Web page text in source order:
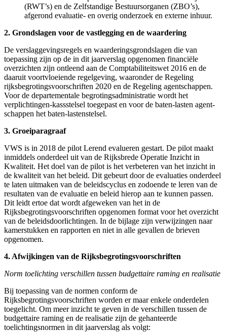
(RWT’s) en de Zelfstandige Bestuursorganen (ZBO’s),
afgerond evaluatie- en overig onderzoek en externe inhuur.
2. Grondslagen voor de vastlegging en de waardering
De verslaggevingsregels en waarderingsgrondslagen die van
toepassing zijn op de in dit jaarverslag opgenomen financiële
overzichten zijn ontleend aan de Comptabiliteitswet 2016 en de
daaruit voortvloeiende regelgeving, waaronder de Regeling
rijksbegrotingsvoorschriften 2020 en de Regeling agentschappen.
Voor de departementale begrotingsadministratie wordt het
verplichtingen-kassstelsel toegepast en voor de baten-lasten agent­
schappen het baten-lastenstelsel.
3. Groeiparagraaf
VWS is in 2018 de pilot Lerend evalueren gestart. De pilot maakt
inmiddels onderdeel uit van de Rijksbrede Operatie Inzicht in
Kwaliteit. Het doel van de pilot is het verbeteren van het inzicht in
de kwaliteit van het beleid. Dit gebeurt door de evaluaties onderdeel
te laten uitmaken van de beleidscyclus en zodoende te leren van de
resultaten van de evaluatie en beleid hierop aan te kunnen passen.
Dit leidt ertoe dat wordt afgeweken van het in de
Rijksbegrotingsvoorschriften opgenomen format voor het overzicht
van de beleidsdoorlichtingen. In de bijlage zijn verwijzingen naar
kamerstukken en rapporten en niet in alle gevallen de brieven
opgenomen.
4. Afwijkingen van de Rijksbegrotingsvoorschriften
Norm toelichting verschillen tussen budgettaire raming en realisatie
Bij toepassing van de normen conform de
Rijksbegrotingsvoorschriften worden er maar enkele onderdelen
toegelicht. Om meer inzicht te geven in de verschillen tussen de
budgettaire raming en de realisatie zijn de gehanteerde
toelichtingsnormen in dit jaarverslag als volgt: